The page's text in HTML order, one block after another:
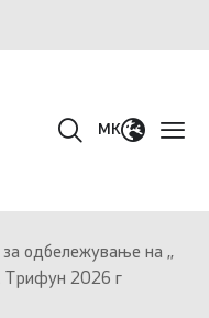
MK
за одбележување на ,,
Трифун 2026 г